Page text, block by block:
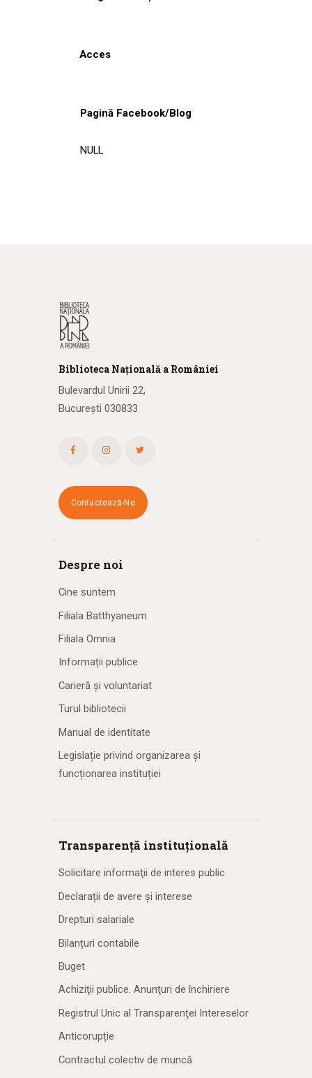
Acces
Pagină Facebook/Blog
NULL
Biblioteca Națională a României
Bulevardul Unirii 22,
București 030833
Contactează-Ne
Despre noi
Cine suntem
Filiala Batthyaneum
Filiala Omnia
Informații publice
Carieră și voluntariat
Turul bibliotecii
Manual de identitate
Legislație privind organizarea și
funcționarea instituției
Transparență instituțională
Solicitare informaţii de interes public
Declarații de avere și interese
Drepturi salariale
Bilanțuri contabile
Buget
Achiziţii publice. Anunţuri de închiriere
Registrul Unic al Transparenţei Intereselor
Anticorupție
Contractul colectiv de muncă